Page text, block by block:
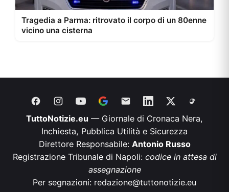
Tragedia a Parma: ritrovato il corpo di un 80enne
vicino una cisterna
TuttoNotizie.eu — Giornale di Cronaca Nera,
Inchiesta, Pubblica Utilità e Sicurezza
Direttore Responsabile: Antonio Russo
Registrazione Tribunale di Napoli: codice in attesa di
assegnazione
Per segnazioni: redazione@tuttonotizie.eu